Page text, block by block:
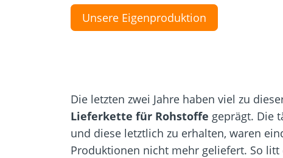
Unsere Eigenproduktion
Die letzten zwei Jahre haben viel zu
Lieferkette für Rohstoffe geprägt. Die
und diese letztlich zu erhalten, waren
Produktionen nicht mehr geliefert. So